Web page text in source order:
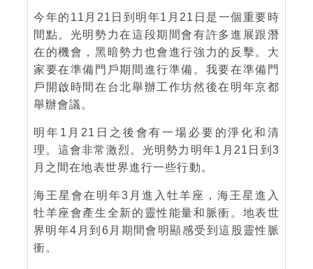
今年的11月21日到明年1月21日是一個重要時
間點。光明勢力在這段期間會有許多進展跟潛
在的機會，黑暗勢力也會進行強力的反擊。大
家要在準備門戶期間進行準備。我要在準備門
戶開啟時間在台北舉辦工作坊然後在明年京都
舉辦會議。
明年1月21日之後會有一場必要的淨化和清
理。這會非常激烈。光明勢力明年1月21日到3
月之間在地表世界進行一些行動。
海王星會在明年3月進入牡羊座，海王星進入
牡羊座會產生全新的靈性能量和脈衝。地表世
界明年4月到6月期間會明顯感受到這股靈性脈
衝。